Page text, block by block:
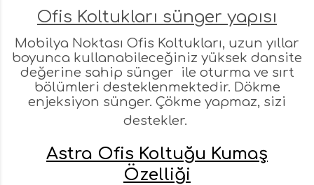
Ofis Koltukları sünger yapısı
Mobilya Noktası Ofis Koltukları, uzun yıllar
boyunca kullanabileceğiniz yüksek dansite
değerine sahip sünger ile oturma ve sırt
bölümleri desteklenmektedir. Dökme
enjeksiyon sünger. Çökme yapmaz, sizi
destekler.
Astra Ofis Koltuğu Kumaş
Özelliği